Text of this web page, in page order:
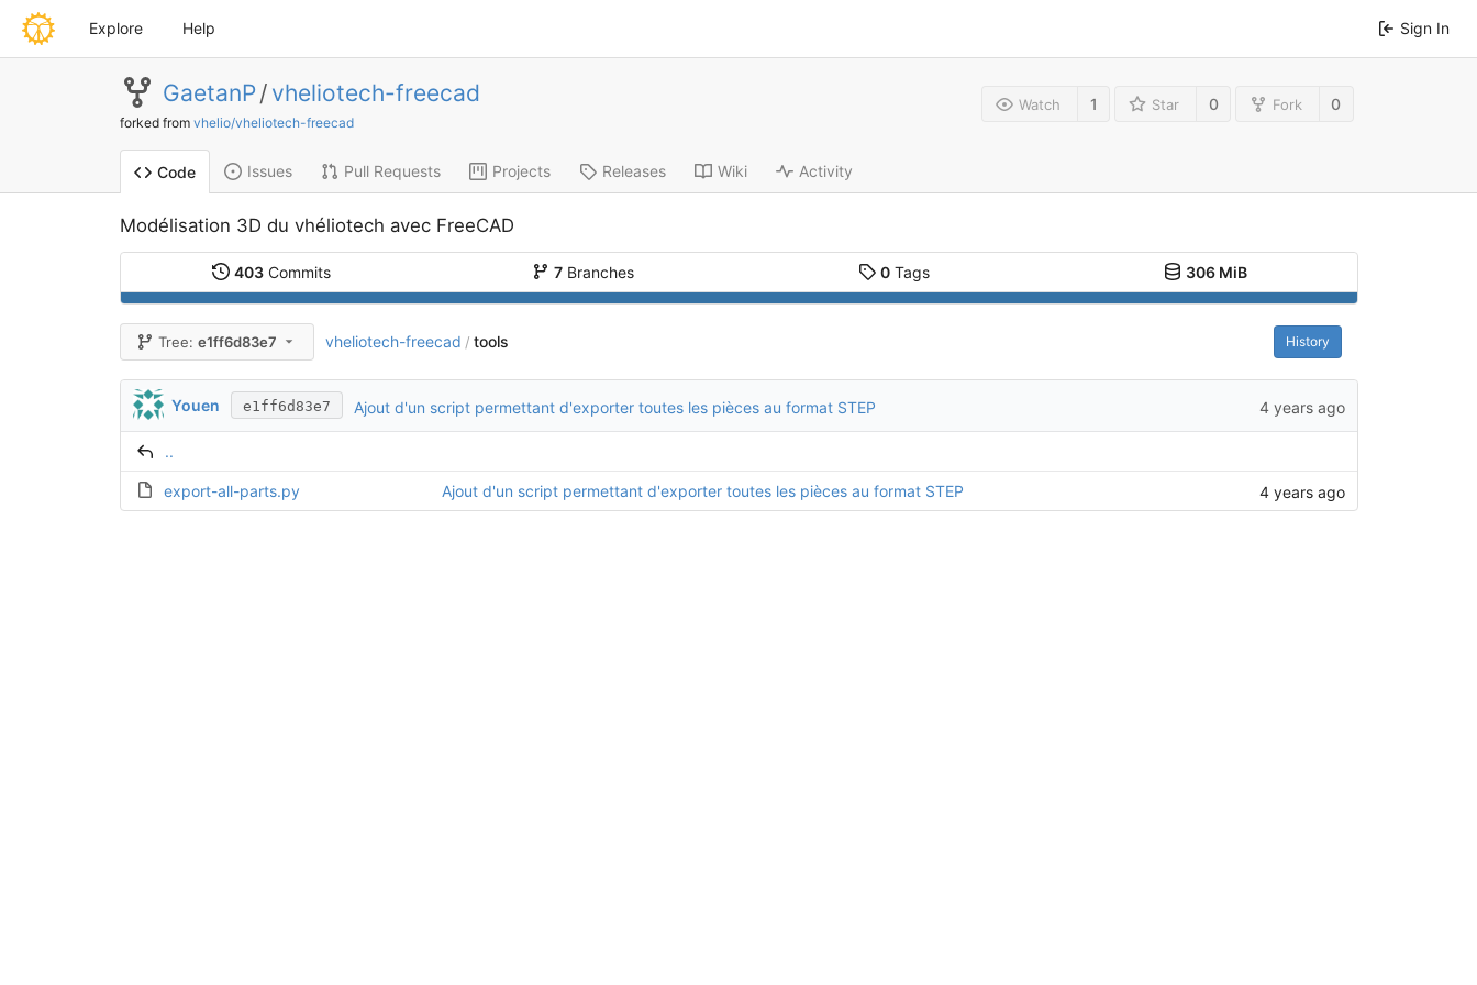
Explore Help Sign In
GaetanP/ vheliotech-freecad
forked from vhelio/vheliotech-freecad
Watch 1 Star 0 Fork 0
Code Issues Pull Requests Projects Releases Wiki Activity
Modélisation 3D du vhéliotech avec FreeCAD
403 Commits 7Branches 0 Tags 306 MiB
Tree:e1ff6d83e7 vheliotech-freecad / tools History
Youen e1ff6d83e7 Ajout d'un script permettant d'exporter toutes les pièces au format STEP 4 years ago
..
export-all-parts.py Ajout d'un script permettant d'exporter toutes les pièces au format STEP 4 years ago